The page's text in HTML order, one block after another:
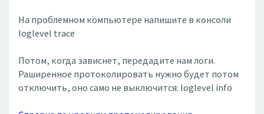
На проблемном компьютере напишите в консоли
loglevel trace
Потом, когда зависнет, передадите нам логи.
Раширенное протоколировать нужно будет потом
отключить, оно само не выключится: loglevel info